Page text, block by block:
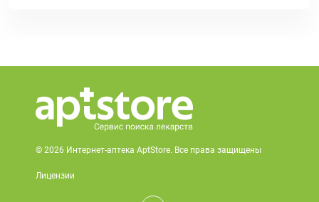
© 2026 Интернет-аптека AptStore. Все права защищены
Лицензии